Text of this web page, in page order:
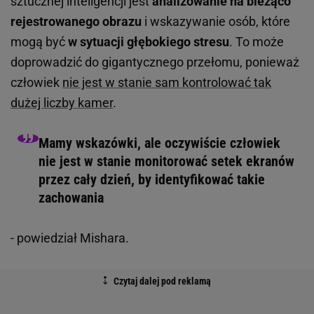
rejestrowanego obrazu i wskazywanie osób, które
mogą byćw sytuacji głębokiego stresu. To może
doprowadzić do gigantycznego przełomu, ponieważ
człowiek nie jest w stanie sam kontrolować tak
dużej liczby kamer.
Mamy wskazówki, ale oczywiście człowiek
nie jest w stanie monitorować setek ekranów
przez cały dzień, by identyfikować takie
zachowania
- powiedział Mishara.